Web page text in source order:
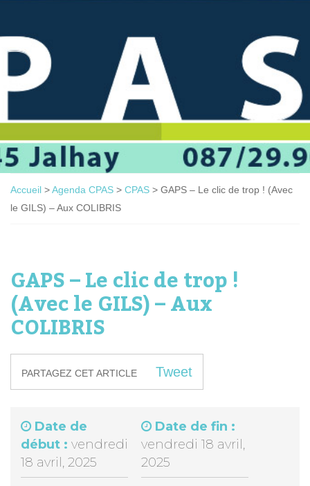
Accueil >Agenda CPAS > CPAS > GAPS – Le clic de trop ! (Avec
le GILS) – Aux COLIBRIS
GAPS – Le clic de trop !
(Avec le GILS) – Aux
COLIBRIS
PARTAGEZ CET ARTICLE Tweet
Date de
début : vendredi
18 avril, 2025
Date de fin :
vendredi 18 avril,
2025